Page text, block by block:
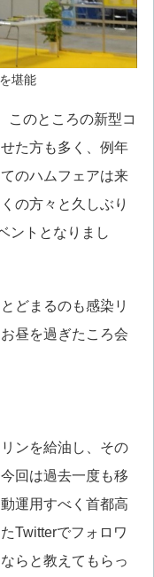
堪能
このところの新型コ
た方も多く、例年
のハムフェアは来
の方々と久しぶり
ントとなりまし
どまるのも感染リ
昼を過ぎたころ会
ンを給油し、その
回は過去一度も移
運用すべく首都高
Twitterでフォロワ
らと教えてもらっ